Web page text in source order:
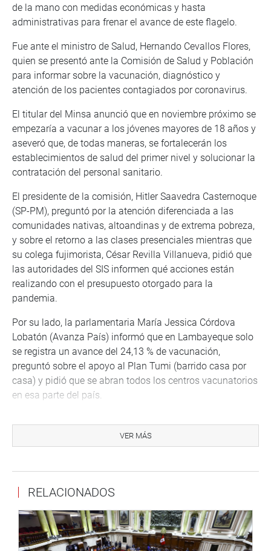
de la mano con medidas económicas y hasta
administrativas para frenar el avance de este flagelo.
Fue ante el ministro de Salud, Hernando Cevallos Flores,
quien se presentó ante la Comisión de Salud y Población
para informar sobre la vacunación, diagnóstico y
atención de los pacientes contagiados por coronavirus.
El titular del Minsa anunció que en noviembre próximo se
empezaría a vacunar a los jóvenes mayores de 18 años y
aseveró que, de todas maneras, se fortalecerán los
establecimientos de salud del primer nivel y solucionar la
contratación del personal sanitario.
El presidente de la comisión, Hitler Saavedra Casternoque
(SP-PM), preguntó por la atención diferenciada a las
comunidades nativas, altoandinas y de extrema pobreza,
y sobre el retorno a las clases presenciales mientras que
su colega fujimorista, César Revilla Villanueva, pidió que
las autoridades del SIS informen qué acciones están
realizando con el presupuesto otorgado para la
pandemia.
Por su lado, la parlamentaria María Jessica Córdova
Lobatón (Avanza País) informó que en Lambayeque solo
se registra un avance del 24,13 % de vacunación,
preguntó sobre el apoyo al Plan Tumi (barrido casa por
casa) y pidió que se abran todos los centros vacunatorios
en esa parte del país.
enfermedades que no son COVID mientras su colega Ruth
Luque Ibarra (JPP) inquirió cómo el sector Salud
ayuda para afrontar el drama del corte de agua potable
en perjuicio de cientos de miles de familias que viven en
el distrito de San Juan de Lurigancho, con las
VER MÁS
RELACIONADOS